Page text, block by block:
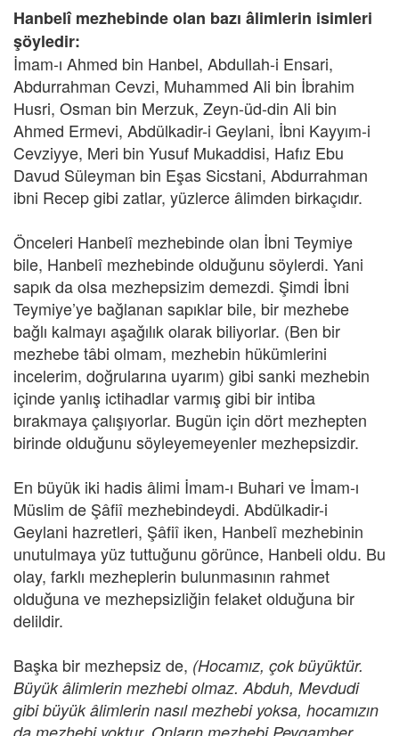
Hanbelî mezhebinde olan bazı âlimlerin isimleri
şöyledir:
İmam-ı Ahmed bin Hanbel, Abdullah-i Ensari,
Abdurrahman Cevzi, Muhammed Ali bin İbrahim
Husri, Osman bin Merzuk, Zeyn-üd-din Ali bin
Ahmed Ermevi, Abdülkadir-i Geylani, İbni Kayyım-i
Cevziyye, Meri bin Yusuf Mukaddisi, Hafız Ebu
Davud Süleyman bin Eşas Sicstani, Abdurrahman
ibni Recep gibi zatlar, yüzlerce âlimden birkaçıdır.
Önceleri Hanbelî mezhebinde olan İbni Teymiye
bile, Hanbelî mezhebinde olduğunu söylerdi. Yani
sapık da olsa mezhepsizim demezdi. Şimdi İbni
Teymiye’ye bağlanan sapıklar bile, bir mezhebe
bağlı kalmayı aşağılık olarak biliyorlar. (Ben bir
mezhebe tâbi olmam, mezhebin hükümlerini
incelerim, doğrularına uyarım) gibi sanki mezhebin
içinde yanlış ictihadlar varmış gibi bir intiba
bırakmaya çalışıyorlar. Bugün için dört mezhepten
birinde olduğunu söyleyemeyenler mezhepsizdir.
En büyük iki hadis âlimi İmam-ı Buhari ve İmam-ı
Müslim de Şâfiî mezhebindeydi. Abdülkadir-i
Geylani hazretleri, Şâfiî iken, Hanbelî mezhebinin
unutulmaya yüz tuttuğunu görünce, Hanbeli oldu. Bu
olay, farklı mezheplerin bulunmasının rahmet
olduğuna ve mezhepsizliğin felaket olduğuna bir
delildir.
Başka bir mezhepsiz de, (Hocamız, çok büyüktür.
Büyük âlimlerin mezhebi olmaz. Abduh, Mevdudi
gibi büyük âlimlerin nasıl mezhebi yoksa, hocamızın